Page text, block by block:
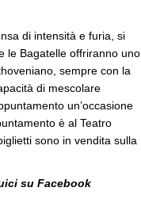
di intensità e furia, si
le Bagatelle offriranno uno
sempre con la
di mescolare
un’occasione
è al Teatro
sono in vendita sulla
su Facebook